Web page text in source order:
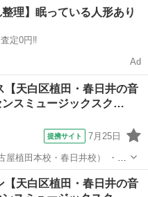
を始めてみたい！ あなた
整理】眠っている人形あり
定0円‼️
Ad
【天白区植田・春日井の音
スミュージックスク…
提携サイト 7月25日
田本校・春日井校） ・と
を感じている。 ・自分の音楽
を始めてみたい！ あなた
【天白区植田・春日井の音